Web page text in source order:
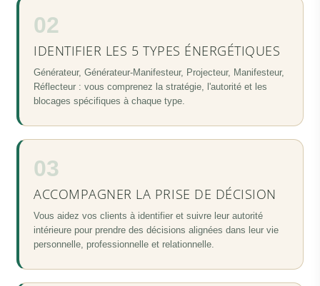
02
IDENTIFIER LES 5 TYPES ÉNERGÉTIQUES
Générateur, Générateur-Manifesteur, Projecteur, Manifesteur,
Réflecteur : vous comprenez la stratégie, l'autorité et les
blocages spécifiques à chaque type.
03
ACCOMPAGNER LA PRISE DE DÉCISION
Vous aidez vos clients à identifier et suivre leur autorité
intérieure pour prendre des décisions alignées dans leur vie
personnelle, professionnelle et relationnelle.